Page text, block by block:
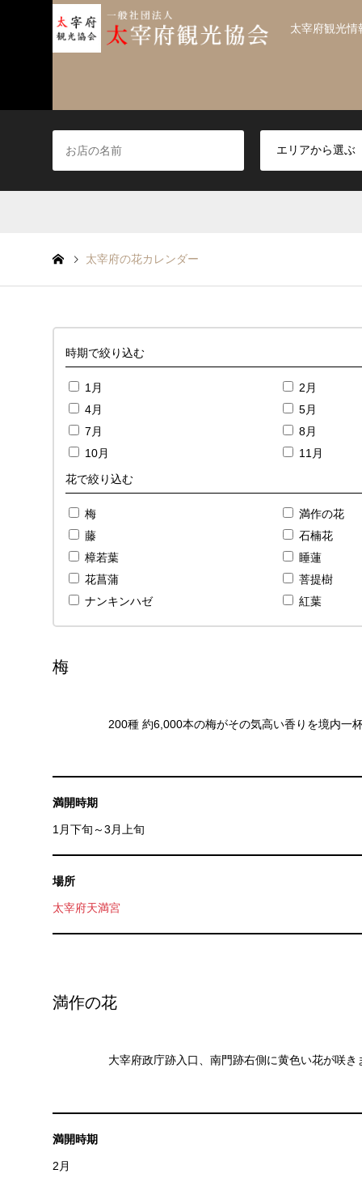
太宰府観光情
太宰府の花カレンダー
時期で絞り込む
1月
2月
4月
5月
7月
8月
10月
11月
花で絞り込む
梅
満作の花
藤
石楠花
樟若葉
睡蓮
花菖蒲
菩提樹
ナンキンハゼ
紅葉
梅
200種 約6,000本の梅がその気高い香りを境内一
満開時期
1月下旬～3月上旬
場所
太宰府天満宮
満作の花
大宰府政庁跡入口、南門跡右側に黄色い花が咲き
満開時期
2月